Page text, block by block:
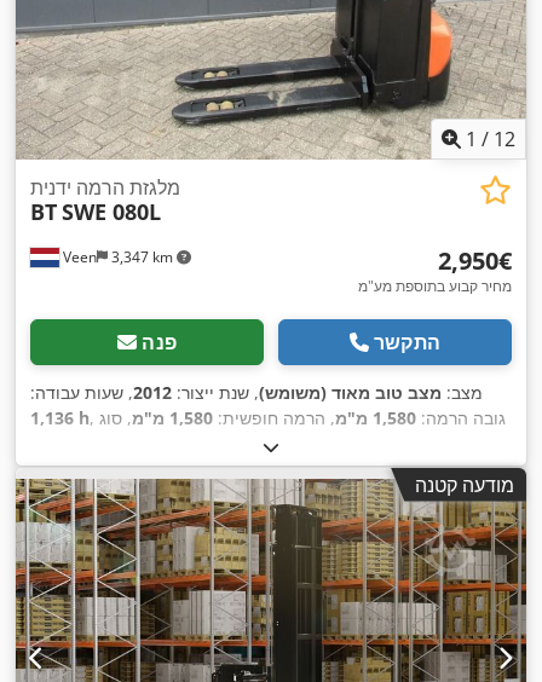
1 / 12
Veen 3,347 km
מלגזת הרמה ידנית
BTSWE 080L
‏2,950 ‏€
מחיר קבוע בתוספת מע"מ
פנה התקשר
מצב: מצב טוב מאוד (משומש), שנת ייצור: 2012, שעות עבודה:
1,136 h
, גובה הרמה: 1,580 מ"מ , הרמה חופשית: 1,580 מ"מ
, סוג
1,150 מ"מ
צבע:אחר ,
מודעה קטנה